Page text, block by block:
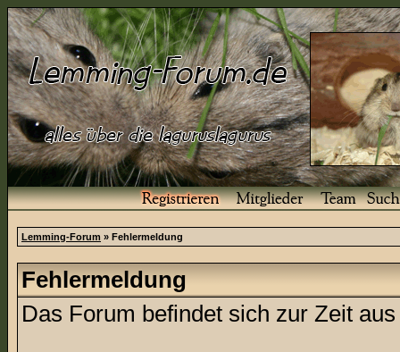
Lemming-Forum » Fehlermeldung
Fehlermeldung
Das Forum befindet sich zur Zeit